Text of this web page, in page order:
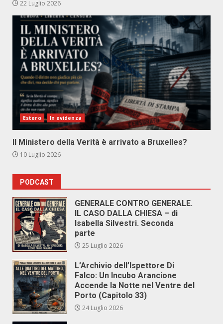
22 Luglio 2026
Estero In evidenza
Il Ministero della Verità è arrivato a Bruxelles?
10 Luglio 2026
PODCAST
GENERALE CONTRO GENERALE.
IL CASO DALLA CHIESA – di
Isabella Silvestri. Seconda
parte
25 Luglio 2026
L’Archivio dell’Ispettore Di
Falco: Un Incubo Arancione
Accende la Notte nel Ventre del
Porto (Capitolo 33)
24 Luglio 2026